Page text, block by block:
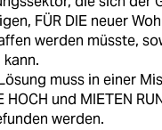
FÜR DIE neuer
werden müsste,
muss in einer
HOCH und MIETEN
werden.